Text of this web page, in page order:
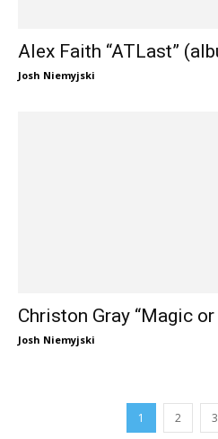
Alex Faith “ATLast”
Josh Niemyjski
Christon Gray “Magic
Josh Niemyjski
1 2 3